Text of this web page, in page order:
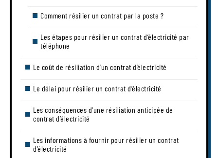
Comment résilier un contrat par la poste ?
Les étapes pour résilier un contrat d’électricité par
téléphone
Le coût de résiliation d’un contrat d’électricité
Le délai pour résilier un contrat d’électricité
Les conséquences d’une résiliation anticipée de
contrat d’électricité
Les informations à fournir pour résilier un contrat
d’électricité